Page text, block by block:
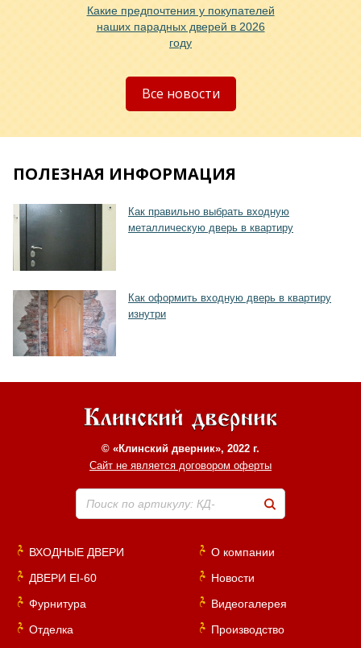
Какие предпочтения у покупателей
наших парадных дверей в 2026
году
Все новости
ПОЛЕЗНАЯ ИНФОРМАЦИЯ
Как правильно выбрать входную
металлическую дверь в квартиру
Как оформить входную дверь в квартиру
изнутри
© «Клинский дверник», 2022 г.
Сайт не является договором оферты
Поиск по артикулу: КД-
ВХОДНЫЕ ДВЕРИ
ДВЕРИ EI-60
Фурнитура
Отделка
О компании
Новости
Видеогалерея
Производство